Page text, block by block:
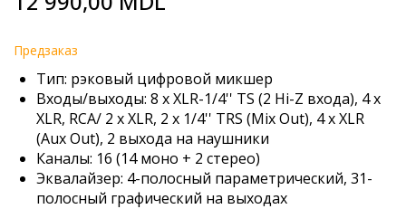
beginning
of
the
images
gallery
Предзаказ
Тип: рэковый цифровой микшер
Входы/выходы: 8 x XLR-1/4'' TS (2 Hi-Z входа), 4 x
XLR, RCA/ 2 x XLR, 2 x 1/4'' TRS (Mix Out), 4 x XLR
(Aux Out), 2 выхода на наушники
Каналы: 16 (14 моно + 2 стерео)
Эквалайзер: 4-полосный параметрический, 31-
полосный графический на выходах